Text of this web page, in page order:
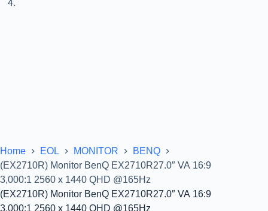
Home EOL MONITOR
BENQ
(EX2710R) Monitor BenQ EX2710R27.0″ VA 16:9
3,000:1 2560 x 1440 QHD @165Hz
(EX2710R) Monitor BenQ EX2710R27.0″ VA 16:9